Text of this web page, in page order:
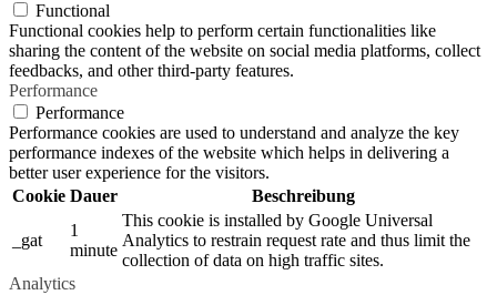
Functional
Functional cookies help to perform certain functionalities like
sharing the content of the website on social media platforms, collect
feedbacks, and other third-party features.
Performance
Performance
Performance cookies are used to understand and analyze the key
performance indexes of the website which helps in delivering a
better user experience for the visitors.
Cookie Dauer Beschreibung
_gat
1
minute
This cookie is installed by Google Universal
Analytics to restrain request rate and thus limit the
collection of data on high traffic sites.
Analytics